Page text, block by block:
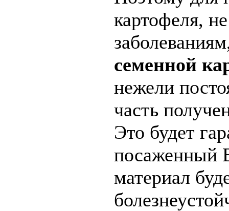
картофеля,
семенной
нежели
часть
Это будет
посаженный
материал